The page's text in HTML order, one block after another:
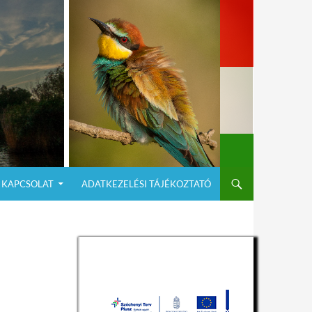
KAPCSOLAT ADATKEZELÉSI TÁJÉKOZTATÓ